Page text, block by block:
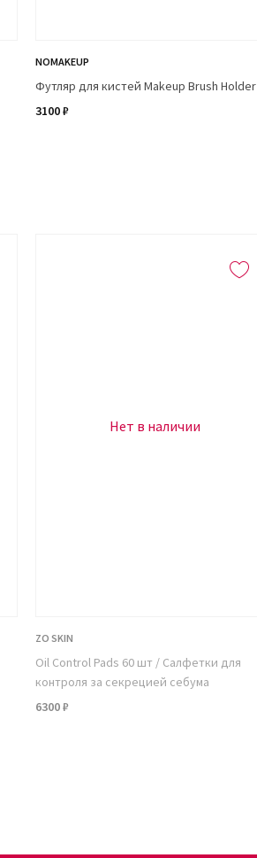
NOMAKEUP
Футляр для кистей Makeup Brush Holder
3100 ₽
Нет в наличии
ZO SKIN
Oil Control Pads 60 шт / Салфетки для
контроля за секрецией себума
6300 ₽